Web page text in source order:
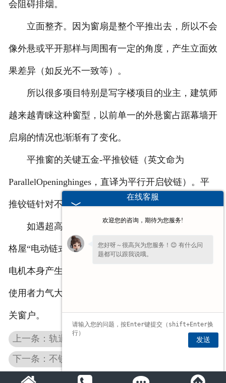
会阻碍排烟。
立面整齐。因为窗扇是整个平推出去，所以不会
像外悬或平开那样与周围有一定的角度，产生立面效
果差异（如反光不一致等）。
所以很多项目特别是写字楼项目的业主，建筑师
越来越青睐这种窗型，以前单一的外悬窗占踞幕墙开
启扇的情况也渐渐有了变化。
平推窗的关键五金-平推铰链（英文命为
ParallelOpeninghinges，直译为平行开启铰链）。平
推铰链针对不同窗型，有不同规格。
如遇超高、超重窗型，根据业主的需求，也可配
格屋“电动链式驱动器”装置，用来辅助开启和关闭。
电机本身产生的推拉力可达数百到上千牛，所以无论
使用者力气大小，使用者只需按动开关，即可轻松开
关窗户。
上一条：轨道滑轮对推拉门的作用及选购技巧
在线客服
题都可以跟我说哦。
发送